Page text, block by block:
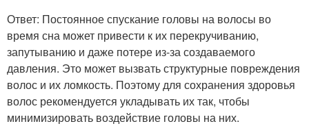
Ответ: Постоянное спускание головы на волосы во
время сна может привести к их перекручиванию,
запутыванию и даже потере из-за создаваемого
давления. Это может вызвать структурные повреждения
волос и их ломкость. Поэтому для сохранения здоровья
волос рекомендуется укладывать их так, чтобы
минимизировать воздействие головы на них.